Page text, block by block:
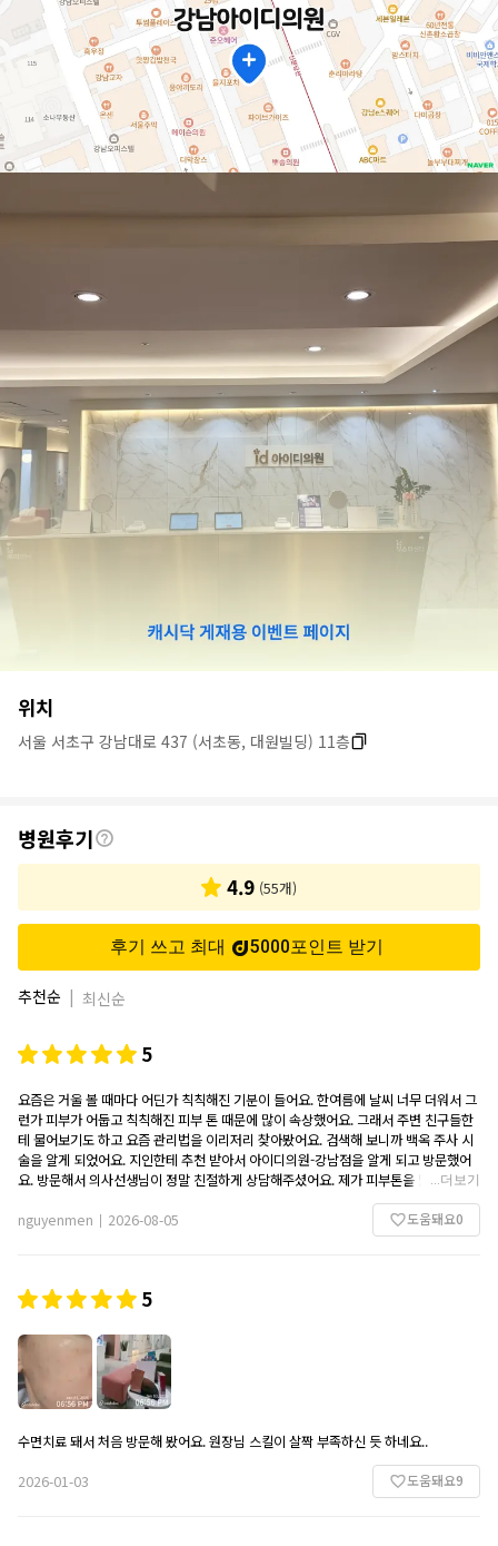
병
원
위치
서울 서초구 강남대로 437 (서초동, 대원빌딩) 11층
후
기
병원후기
4.9 (55개)
후기 쓰고 최대 5000포인트 받기
추천순 | 최신순
5
요즘은 거울 볼 때마다 어딘가 칙칙해진 기분이 들어요. 한여름에 날씨 너무 더워서 그
런가 피부가 어둡고 칙칙해진 피부 톤 때문에 많이 속상했어요. 그래서 주변 친구들한
테 물어보기도 하고 요즘 관리법을 이리저리 찾아봤어요. 검색해 보니까 백옥 주사 시
술을 알게 되었어요. 지인한테 추천 받아서 아이디의원-강남점을 알게 되고 방문했어
요. 방문해서 의사선생님이 정말 친절하게 상담해주셨어요. 제가 피부톤을 맑고 환하
게 개선하길 원해서 톤업 백옥주사를 하시라고 하셨어요. 시술을 받기 전에 소독을 해
주시고 백옥주사 해주셨어요.시술 후 일시적으로 약간 부었는데 다음날부터 점점 괞찬
...더보기
nguyenmen 2026-08-05 도움돼요0
5
수면치료 돼서 처음 방문해 봤어요. 원장님 스킬이 살짝 부족하신 듯 하네요..
2026-01-03
도움돼요9